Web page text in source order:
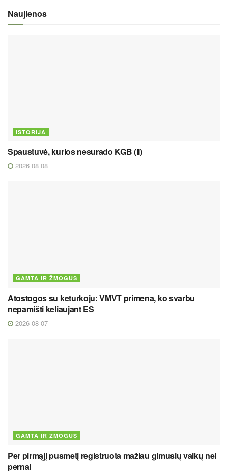
Naujienos
ISTORIJA
Spaustuvė, kurios nesurado KGB (II)
2026 08 08
GAMTA IR ŽMOGUS
Atostogos su keturkoju: VMVT primena, ko svarbu
nepamišti keliaujant ES
2026 08 07
GAMTA IR ŽMOGUS
Per pirmąjį pusmetį registruota mažiau gimusių vaikų nei
pernai